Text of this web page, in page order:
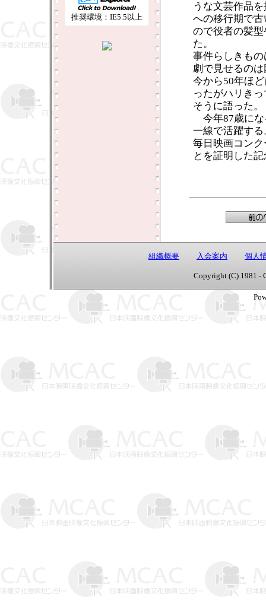
推奨環境：IE5.5以上
うな文芸作品
への移行期で
ので役者の髪
た。
事件らしきも
劇で見せるの
今から50年ほ
ったがハリき
そうに語った。
今年87歳にな
一線で活躍す
毎日映画コン
とを証明した
組織概要 入会案内 個人
Copyright (C) 1981 -